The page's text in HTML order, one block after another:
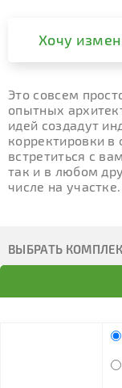
Хочу
Это совсем
опытных
идей создадут
корректировки
встретиться с
так и в любом
числе на участке.
ВЫБРАТЬ